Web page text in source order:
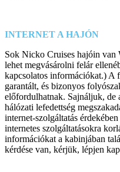
INTERNET A HAJÓN
Sok Nicko Cruises hajóin van
lehet megvásárolni felár
kapcsolatos információkat.) A
garantált, és bizonyos
előfordulhatnak. Sajnáljuk, de
hálózati lefedettség
internet-szolgáltatás
internetes szolgáltatásokra
információkat a kabinjában
kérdése van, kérjük, lépjen